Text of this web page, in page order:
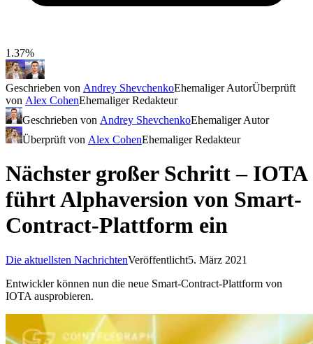
1.37%
Geschrieben von Andrey ShevchenkoEhemaliger AutorÜberprüft
von Alex CohenEhemaliger Redakteur
Geschrieben von Andrey ShevchenkoEhemaliger Autor
Überprüft von Alex CohenEhemaliger Redakteur
Nächster großer Schritt – IOTA
führt Alphaversion von Smart-
Contract-Plattform ein
Die aktuellsten NachrichtenVeröffentlicht5. März 2021
Entwickler können nun die neue Smart-Contract-Plattform von
IOTA ausprobieren.